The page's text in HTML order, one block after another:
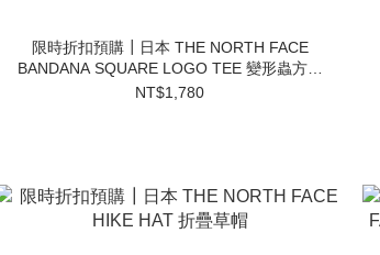
限時折扣預購┃日本 THE NORTH FACE
BANDANA SQUARE LOGO TEE 變形蟲方形
短T
NT$1,780